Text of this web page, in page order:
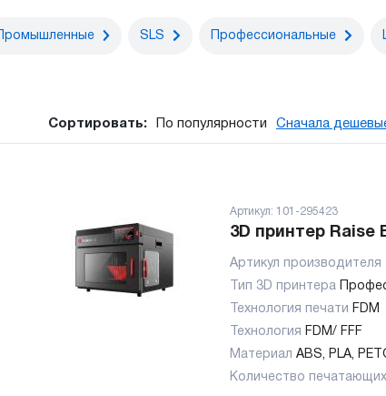
Промышленные SLS Профессиональные
Сортировать: По популярности Сначала
Артикул: 101-295423
3D принтер Raise
Артикул производителя
Тип 3D принтера
Технология печати FDM
Технология FDM/ FFF
Материал ABS, PLA,
Количество